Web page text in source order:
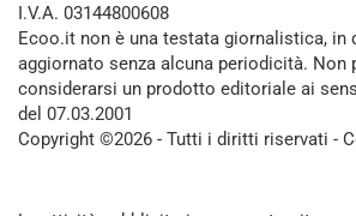
I.V.A. 03144800608
Ecoo.it non è una testata giornalistica, in
aggiornato senza alcuna periodicità. Non
considerarsi un prodotto editoriale ai
del 07.03.2001
Copyright ©2026 - Tutti i diritti riservati -